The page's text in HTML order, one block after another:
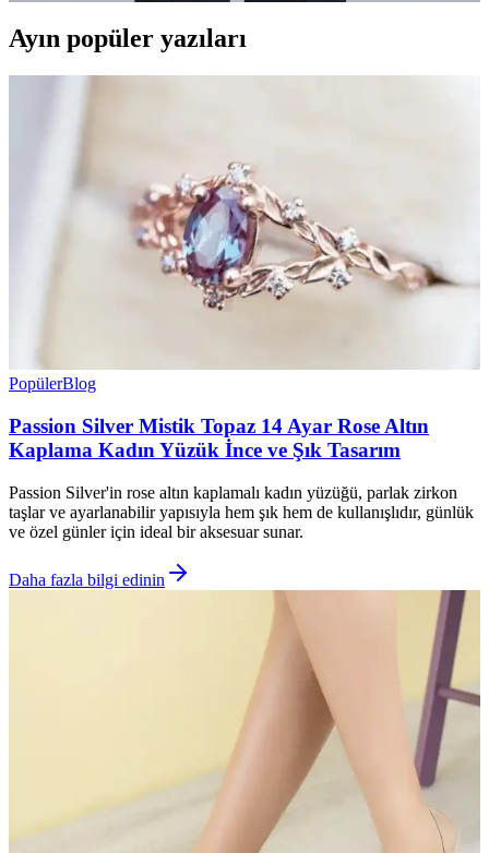
Ayın popüler yazıları
PopülerBlog
Passion Silver Mistik Topaz 14 Ayar Rose Altın
Kaplama Kadın Yüzük İnce ve Şık Tasarım
Passion Silver'in rose altın kaplamalı kadın yüzüğü, parlak zirkon
taşlar ve ayarlanabilir yapısıyla hem şık hem de kullanışlıdır, günlük
ve özel günler için ideal bir aksesuar sunar.
Daha fazla bilgi edinin